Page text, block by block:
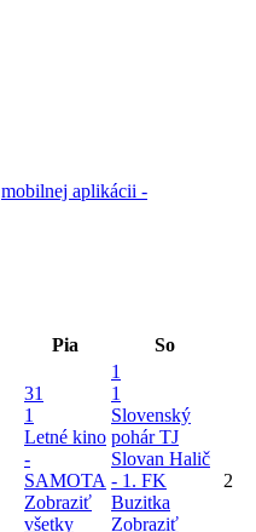
mobilnej aplikácii -
Pia So
31
1
Letné kino
-
SAMOTA
Zobraziť
všetky
1
1
Slovenský
pohár TJ
Slovan Halič
- 1. FK
Buzitka
Zobraziť
2